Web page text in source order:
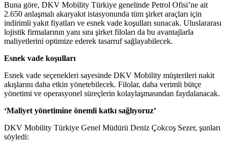
Buna göre, DKV Mobility Türkiye genelinde Petrol Ofisi’ne ait
2.650 anlaşmalı akaryakıt istasyonunda tüm şirket araçları için
indirimli yakıt fiyatları ve esnek vade koşulları sunacak. Uluslararası
lojistik firmalarının yanı sıra şirket filoları da bu avantajlarla
maliyetlerini optimize ederek tasarruf sağlayabilecek.
Esnek vade koşulları
Esnek vade seçenekleri sayesinde DKV Mobility müşterileri nakit
akışlarını daha etkin yönetebilecek. Filolar, daha verimli bütçe
yönetimi ve operasyonel süreçlerin kolaylaşmasından faydalanacak.
‘Maliyet yönetimine önemli katkı sağlıyoruz’
DKV Mobility Türkiye Genel Müdürü Deniz Çokcoş Sezer, şunları
söyledi: